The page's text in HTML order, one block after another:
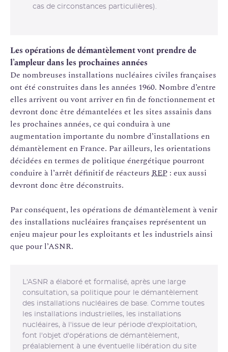
cas de circonstances particulières).
Les opérations de démantèlement vont prendre de
l’ampleur dans les prochaines années
De nombreuses installations nucléaires civiles françaises
ont été construites dans les années 1960. Nombre d’entre
elles arrivent ou vont arriver en fin de fonctionnement et
devront donc être démantelées et les sites assainis dans
les prochaines années, ce qui conduira à une
augmentation importante du nombre d’installations en
démantèlement en France. Par ailleurs, les orientations
décidées en termes de politique énergétique pourront
conduire à l’arrêt définitif de réacteurs REP : eux aussi
devront donc être déconstruits.
Par conséquent, les opérations de démantèlement à venir
des installations nucléaires françaises représentent un
enjeu majeur pour les exploitants et les industriels ainsi
que pour l’ASNR.
L'ASNR a élaboré et formalisé, après une large
consultation, sa politique pour le démantèlement
des installations nucléaires de base. Comme toutes
les installations industrielles, les installations
nucléaires, à l'issue de leur période d'exploitation,
font l'objet d'opérations de démantèlement,
préalablement à une éventuelle libération du site